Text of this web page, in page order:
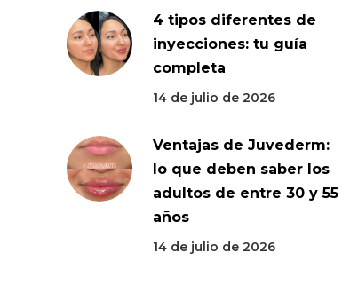
4 tipos diferentes de
inyecciones: tu guía
completa
14 de julio de 2026
Ventajas de Juvederm:
lo que deben saber los
adultos de entre 30 y 55
años
14 de julio de 2026